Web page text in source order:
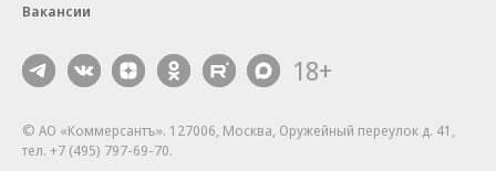
Вакансии
18+
© АО «Коммерсантъ». 127006, Москва, Оружейный переулок д. 41,
тел. +7 (495) 797-69-70.